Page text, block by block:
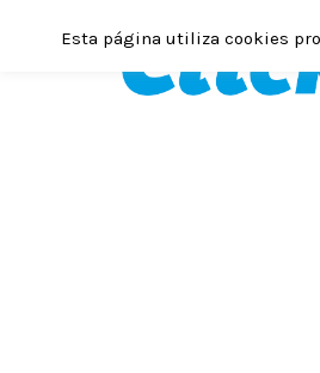
Esta página utiliza cookies